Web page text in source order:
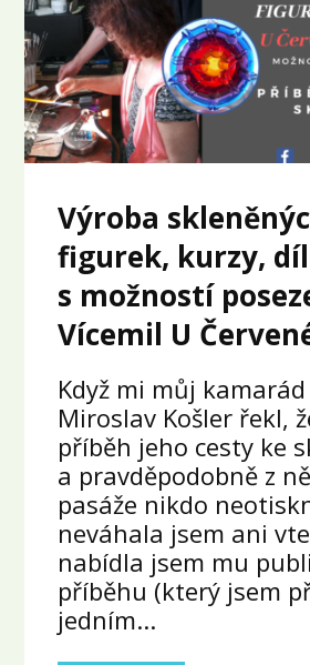
Výroba
figurek, kurzy,
s možností
Vícemil U
Když mi můj
Miroslav Košler řekl,
příběh jeho cesty ke
a pravděpodobně z
pasáže nikdo
neváhala jsem ani
nabídla jsem mu
příběhu (který jsem
jedním...